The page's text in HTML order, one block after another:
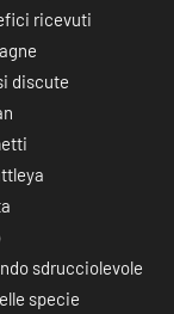
ricevuti
discute
sdrucciolevole
specie